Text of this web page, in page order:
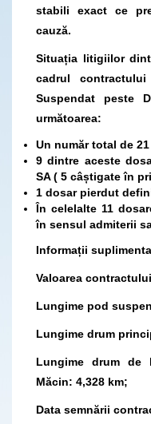
stabili exact ce
cauză.
Situația litigiilor
cadrul
Suspendat peste
următoarea:
Un număr total de
9 dintre aceste
SA ( 5 câștigate în
1 dosar pierdut
În celelalte 11
în sensul admiterii
Informații
Valoarea
Lungime pod
Lungime drum
Lungime drum de
Măcin: 4,328 km;
Data semnării